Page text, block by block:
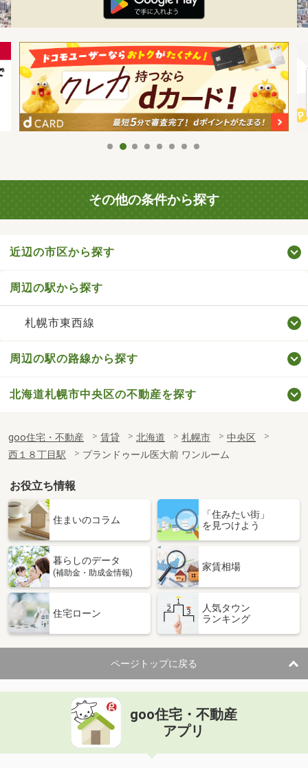
その他の条件から探す
近辺の市区から探す
周辺の駅から探す
札幌市東西線
周辺の駅の路線から探す
北海道札幌市中央区の不動産を探す
goo住宅・不動産 賃貸 北海道 札幌市
中央区
西１８丁目駅
プランドゥール医大前 ワンルーム
お役立ち情報
住まいのコラム
「住みたい街」
を見つけよう
暮らしのデータ
(補助金・助成金情報)
家賃相場
住宅ローン
人気タウン
ランキング
ページトップに戻る
goo住宅・不動産
アプリ